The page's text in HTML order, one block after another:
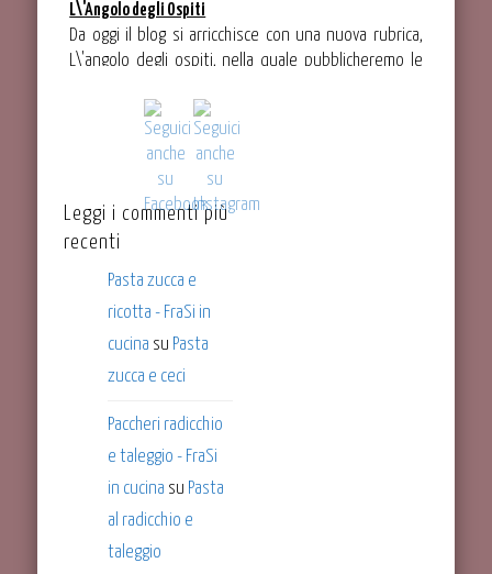
L\'Angolo degli Ospiti
Da oggi il blog si arricchisce con una nuova rubrica,
L\'angolo degli ospiti, nella quale pubblicheremo le
Se volete che le vostre ricette siano pubblicate in
questa sezione, contattateci per e-mail all\'indirizzo
info@frasincucina.it.
Leggi i commenti più
recenti
Pasta zucca e
ricotta - FraSi in
cucina su Pasta
zucca e ceci
Paccheri radicchio
e taleggio - FraSi
in cucina su Pasta
al radicchio e
taleggio